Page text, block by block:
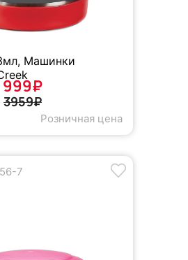
Машинки
999₽
3959₽
Розничная цена
7